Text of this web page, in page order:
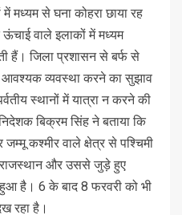
में मध्यम से घना कोहरा छाया रह
वाले इलाकों में मध्यम
हैं। जिला प्रशासन से बर्फ से
व्यवस्था करने का सुझाव
स्थानों में यात्रा न करने की
बिक्रम सिंह ने बताया कि
कश्मीर वाले क्षेत्र से पश्चिमी
राजस्थान और उससे जुड़े हुए
हुआ है। 6 के बाद 8 फरवरी को भी
रहा है।